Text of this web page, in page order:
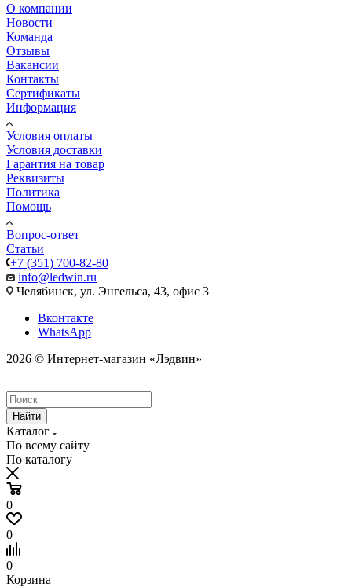
О компании
Новости
Команда
Отзывы
Вакансии
Контакты
Сертификаты
Информация
Условия оплаты
Условия доставки
Гарантия на товар
Реквизиты
Политика
Помощь
Вопрос-ответ
Статьи
+7 (351) 700-82-80
info@ledwin.ru
Челябинск, ул. Энгельса, 43, офис 3
Вконтакте
WhatsApp
2026 © Интернет-магазин «Лэдвин»
Найти
Каталог
По всему сайту
По каталогу
0
0
0
Корзина